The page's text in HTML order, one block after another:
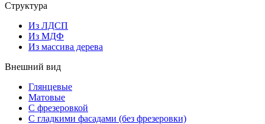
Структура
Из ЛДСП
Из МДФ
Из массива дерева
Внешний вид
Глянцевые
Матовые
С фрезеровкой
С гладкими фасадами (без фрезеровки)